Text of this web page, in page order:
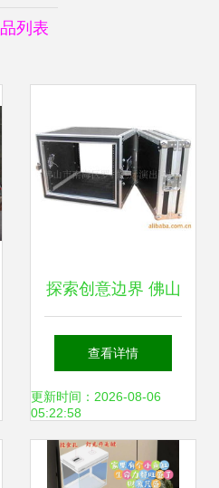
列表
探索创意边界 佛山
罗村艺远演出器材
厂创新推出水族箱
周边视听产品
查看详情
更新时间：2026-08-06
05:22:58